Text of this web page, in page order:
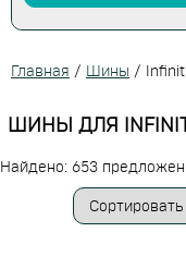
Главная / Шины /
ШИНЫ ДЛЯ INFINITI
Найдено: 653